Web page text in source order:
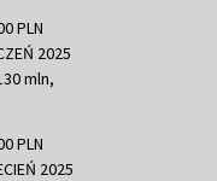
PLN
2025
mln,
PLN
2025